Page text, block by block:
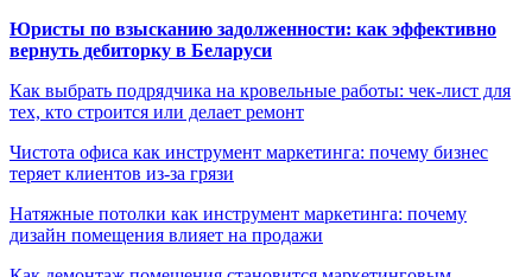
Юристы по взысканию задолженности: как эффективно
вернуть дебиторку в Беларуси
Как выбрать подрядчика на кровельные работы: чек-лист для
тех, кто строится или делает ремонт
Чистота офиса как инструмент маркетинга: почему бизнес
теряет клиентов из-за грязи
Натяжные потолки как инструмент маркетинга: почему
дизайн помещения влияет на продажи